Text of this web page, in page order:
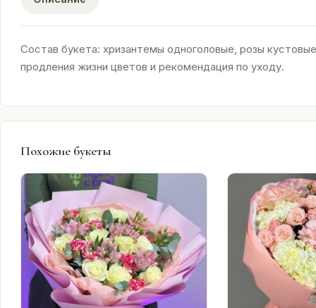
Состав букета: хризантемы одноголовые, розы
продления жизни цветов и рекомендация по уходу.
Похожие букеты